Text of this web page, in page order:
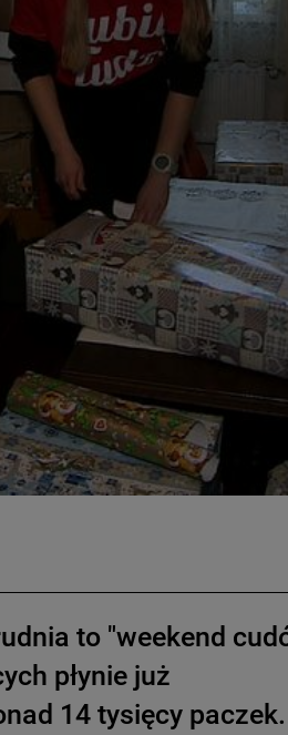
to "weekend
płynie już
14 tysięcy paczek.